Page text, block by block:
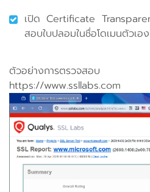
เปิด Certificate
สอบใบปลอมในชื่อโดเมนตัวเอง
ตัวอย่างการตรวจสอ
https://www.ssllabs.com